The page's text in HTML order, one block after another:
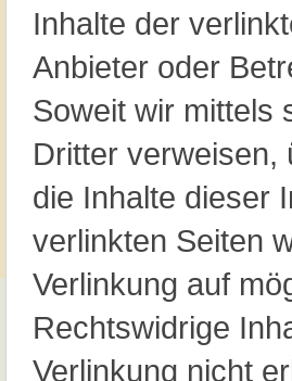
Inhalte der
Anbieter oder
Soweit wir mittels
Dritter verweisen,
die Inhalte dieser
verlinkten Seiten
Verlinkung auf
Rechtswidrige
Verlinkung nicht